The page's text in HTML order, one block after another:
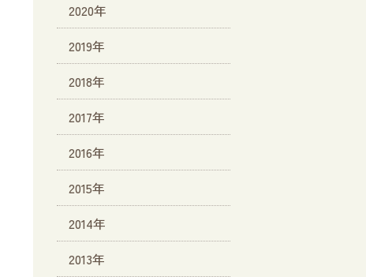
2020年
2019年
2018年
2017年
2016年
2015年
2014年
2013年